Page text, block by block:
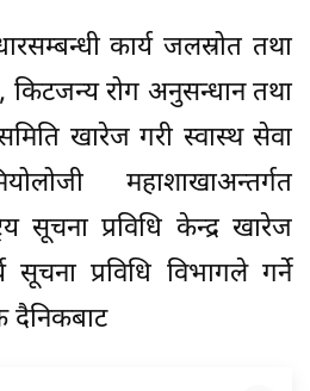
कार्य जलस्रोत तथा
किटजन्य रोग अनुसन्धान तथा
खारेज गरी स्वास्थ सेवा
महाशाखाअन्तर्गत
सूचना प्रविधि केन्द्र खारेज
सूचना प्रविधि विभागले गर्ने
दैनिकबाट